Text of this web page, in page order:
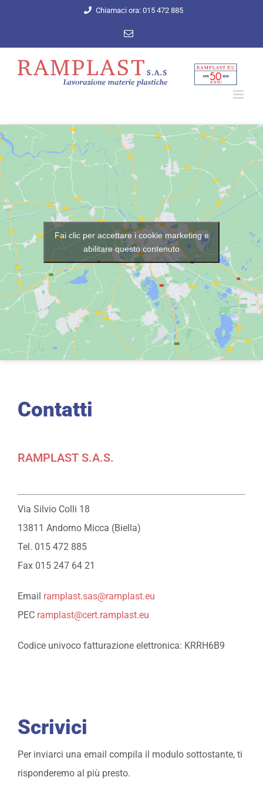
contenuto
Chiamaci ora: 015 472 885
Email
Fai clic per accettare i cookie marketing e
abilitare questo contenuto
Contatti
RAMPLAST S.A.S.
Via Silvio Colli 18
13811 Andorno Micca (Biella)
Tel. 015 472 885
Fax 015 247 64 21
Email ramplast.sas@ramplast.eu
PEC ramplast@cert.ramplast.eu
Codice univoco fatturazione elettronica: KRRH6B9
Scrivici
Per inviarci una email compila il modulo sottostante, ti
risponderemo al più presto.